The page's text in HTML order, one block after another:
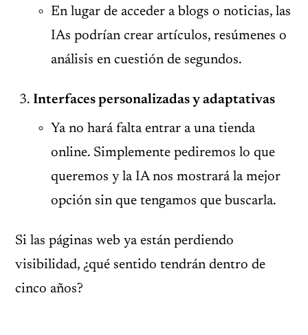
En lugar de acceder a blogs o noticias, las
IAs podrían crear artículos, resúmenes o
análisis en cuestión de segundos.
Interfaces personalizadas y adaptativas
Ya no hará falta entrar a una tienda
online. Simplemente pediremos lo que
queremos y la IA nos mostrará la mejor
opción sin que tengamos que buscarla.
Si las páginas web ya están perdiendo
visibilidad, ¿qué sentido tendrán dentro de
cinco años?